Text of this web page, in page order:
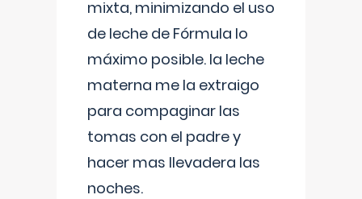
mixta, minimizando el uso
de leche de Fórmula lo
máximo posible. la leche
materna me la extraigo
para compaginar las
tomas con el padre y
hacer mas llevadera las
noches.